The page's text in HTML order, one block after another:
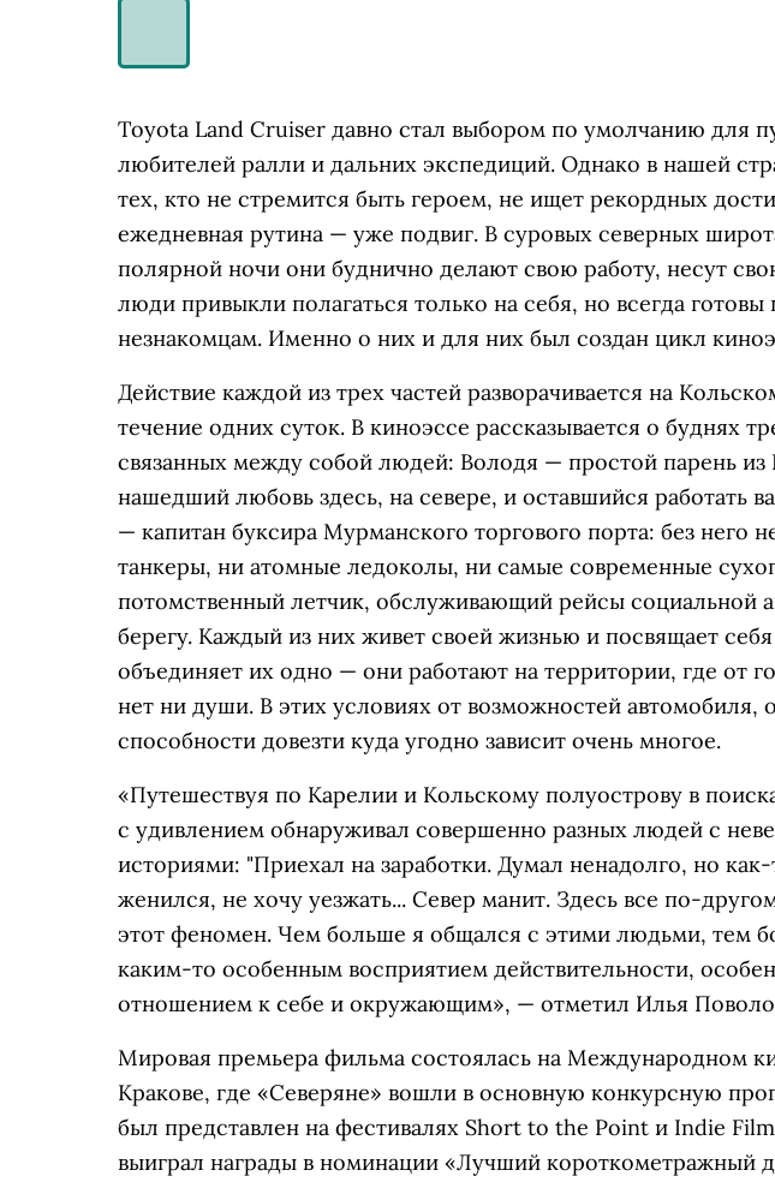
Toyota Land Cruiser давно стал выбором по умолчанию для
любителей ралли и дальних экспедиций. Однако в нашей
тех, кто не стремится быть героем, не ищет рекордных
ежедневная рутина — уже подвиг. В суровых северных
полярной ночи они буднично делают свою работу, несут
люди привыкли полагаться только на себя, но всегда готовы
незнакомцам. Именно о них и для них был создан цикл
Действие каждой из трех частей разворачивается на
течение одних суток. В киноэссе рассказывается о буднях
связанных между собой людей: Володя — простой парень из
нашедший любовь здесь, на севере, и оставшийся работать
— капитан буксира Мурманского торгового порта: без него
танкеры, ни атомные ледоколы, ни самые современные
потомственный летчик, обслуживающий рейсы социальной
берегу. Каждый из них живет своей жизнью и посвящает
объединяет их одно — они работают на территории, где от
нет ни души. В этих условиях от возможностей автомобиля,
способности довезти куда угодно зависит очень многое.
«Путешествуя по Карелии и Кольскому полуострову в
с удивлением обнаруживал совершенно разных людей с
историями: "Приехал на заработки. Думал ненадолго, но как-
женился, не хочу уезжать... Север манит. Здесь все по-
этот феномен. Чем больше я общался с этими людьми, тем
каким-то особенным восприятием действительности,
отношением к себе и окружающим», — отметил Илья
Мировая премьера фильма состоялась на Международном
Кракове, где «Северяне» вошли в основную конкурсную
был представлен на фестивалях Short to the Point и Indie
выиграл награды в номинации «Лучший короткометражный